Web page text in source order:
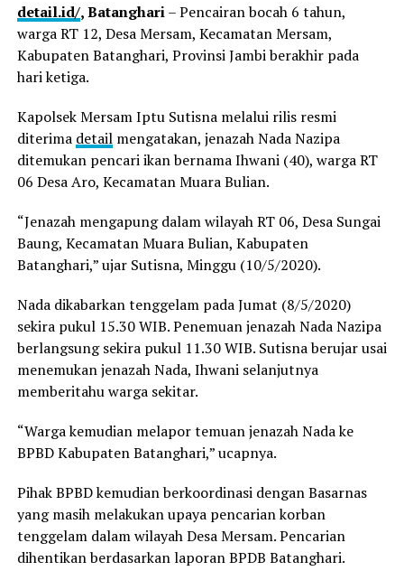
detail.id/, Batanghari– Pencairan bocah 6 tahun,
warga RT 12, Desa Mersam, Kecamatan Mersam,
Kabupaten Batanghari, Provinsi Jambi berakhir pada
hari ketiga.
Kapolsek Mersam Iptu Sutisna melalui rilis resmi
diterima detailmengatakan, jenazah Nada Nazipa
ditemukan pencari ikan bernama Ihwani (40), warga RT
06 Desa Aro, Kecamatan Muara Bulian.
“Jenazah mengapung dalam wilayah RT 06, Desa Sungai
Baung, Kecamatan Muara Bulian, Kabupaten
Batanghari,” ujar Sutisna, Minggu (10/5/2020).
Nada dikabarkan tenggelam pada Jumat (8/5/2020)
sekira pukul 15.30 WIB. Penemuan jenazah Nada Nazipa
berlangsung sekira pukul 11.30 WIB. Sutisna berujar usai
menemukan jenazah Nada, Ihwani selanjutnya
memberitahu warga sekitar.
“Warga kemudian melapor temuan jenazah Nada ke
BPBD Kabupaten Batanghari,” ucapnya.
Pihak BPBD kemudian berkoordinasi dengan Basarnas
yang masih melakukan upaya pencarian korban
tenggelam dalam wilayah Desa Mersam. Pencarian
dihentikan berdasarkan laporan BPDB Batanghari.